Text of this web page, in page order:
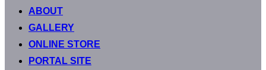
ABOUT
GALLERY
ONLINE STORE
PORTAL SITE